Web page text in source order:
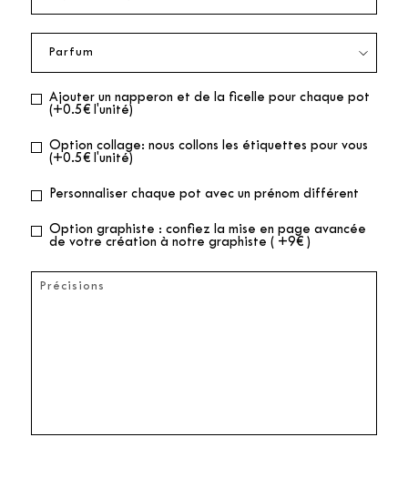
Ajouter un napperon et de la ficelle pour chaque pot
(+0.5€ l'unité)
Option collage: nous collons les étiquettes pour vous
(+0.5€ l'unité)
Personnaliser chaque pot avec un prénom différent
Option graphiste : confiez la mise en page avancée
de votre création à notre graphiste ( +9€ )